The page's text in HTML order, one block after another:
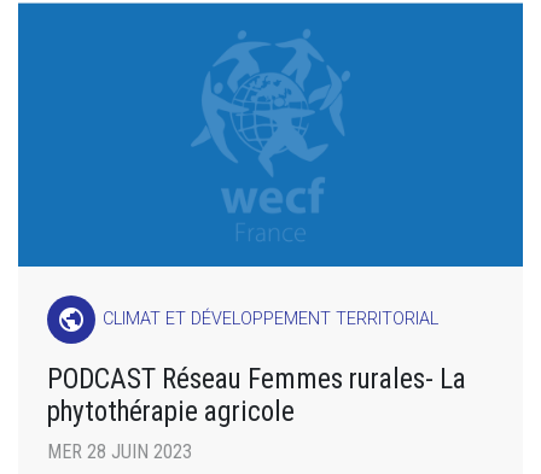
public CLIMAT ET DÉVELOPPEMENT TERRITORIAL
PODCAST Réseau Femmes rurales- La
phytothérapie agricole
MER 28 JUIN 2023